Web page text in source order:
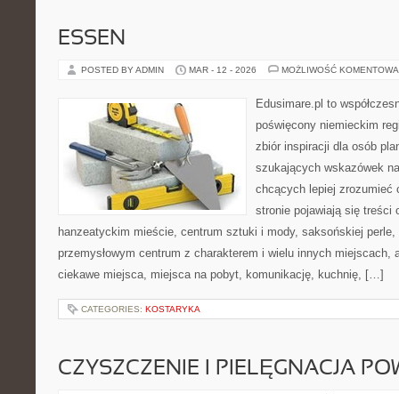
ESSEN
POSTED BY ADMIN MAR - 12 - 2026 MOŻLIWOŚĆ
Edusimare.pl to
poświęcony niemieckim
zbiór inspiracji dla osób
szukających wskazówek
chcących lepiej zrozumieć
stronie pojawiają się treści
hanzeatyckim mieście, centrum sztuki i mody, saksońskiej
przemysłowym centrum z charakterem i wielu innych miejscach,
ciekawe miejsca, miejsca na pobyt, komunikację, kuchnię, […]
CATEGORIES: KOSTARYKA
CZYSZCZENIE I PIELĘGNACJA